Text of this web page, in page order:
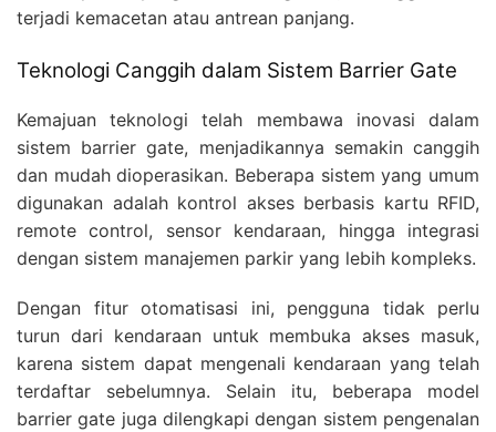
terjadi kemacetan atau antrean panjang.
Teknologi Canggih dalam Sistem Barrier Gate
Kemajuan teknologi telah membawa inovasi dalam
sistem barrier gate, menjadikannya semakin canggih
dan mudah dioperasikan. Beberapa sistem yang umum
digunakan adalah kontrol akses berbasis kartu RFID,
remote control, sensor kendaraan, hingga integrasi
dengan sistem manajemen parkir yang lebih kompleks.
Dengan fitur otomatisasi ini, pengguna tidak perlu
turun dari kendaraan untuk membuka akses masuk,
karena sistem dapat mengenali kendaraan yang telah
terdaftar sebelumnya. Selain itu, beberapa model
barrier gate juga dilengkapi dengan sistem pengenalan